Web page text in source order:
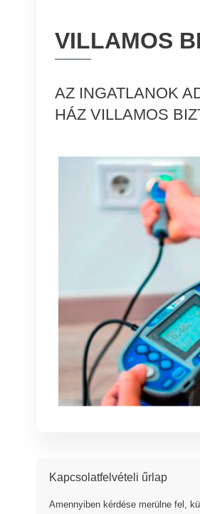
VILLAMOS
AZ INGATLANOK
HÁZ VILLAMOS
Kapcsolatfelvételi űrlap
Amennyiben kérdése merülne fel,